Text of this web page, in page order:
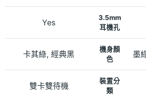
Yes
3.5mm
耳機孔
卡其綠, 經典黑
機身顏
色
墨
雙卡雙待機
裝置分
類